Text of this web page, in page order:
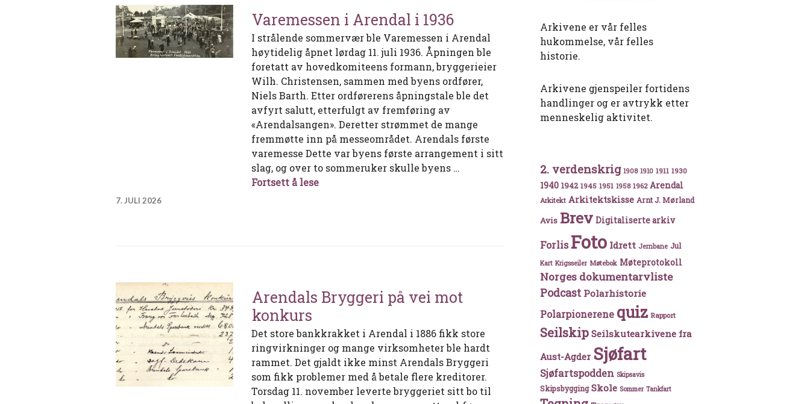
Varemessen i Arendal i 1936
I strålende sommervær ble Varemessen i Arendal
høytidelig åpnet lørdag 11. juli 1936. Åpningen ble
foretatt av hovedkomiteens formann, bryggerieier
Wilh. Christensen, sammen med byens ordfører,
Niels Barth. Etter ordførerens åpningstale ble det
avfyrt salutt, etterfulgt av fremføring av
«Arendalsangen». Deretter strømmet de mange
fremmøtte inn på messeområdet. Arendals første
varemesse Dette var byens første arrangement i sitt
slag, og over to sommeruker skulle byens …
Fortsett å leseVaremessen i Arendal i 1936
7. JULI 2026
Arendals Bryggeri på vei mot
konkurs
Det store bankkrakket i Arendal i 1886 fikk store
ringvirkninger og mange virksomheter ble hardt
rammet. Det gjaldt ikke minst Arendals Bryggeri
som fikk problemer med å betale flere kreditorer.
Torsdag 11. november leverte bryggeriet sitt bo til
Arkivene er vår felles
hukommelse, vår felles
historie.
Arkivene gjenspeiler fortidens
handlinger og er avtrykk etter
menneskelig aktivitet.
2. verdenskrig 1908 1910 1911 1930
1940 1942 1945 1951 1958 1962 Arendal
Arkitekt Arkitektskisse Arnt J. Mørland
Avis Brev Digitaliserte arkiv
Forlis Foto Idrett Jernbane Jul
Kart Krigsseiler Møtebok Møteprotokoll
Norges dokumentarvliste
Podcast Polarhistorie
Polarpionerene quiz Rapport
Seilskip Seilskutearkivene fra
Aust-Agder Sjøfart
Sjøfartspodden Skipsavis
Skipsbygging Skole Sommer Tankfart